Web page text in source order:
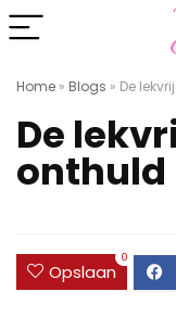
Home » Blogs » De
De
onthuld
Opslaan
0